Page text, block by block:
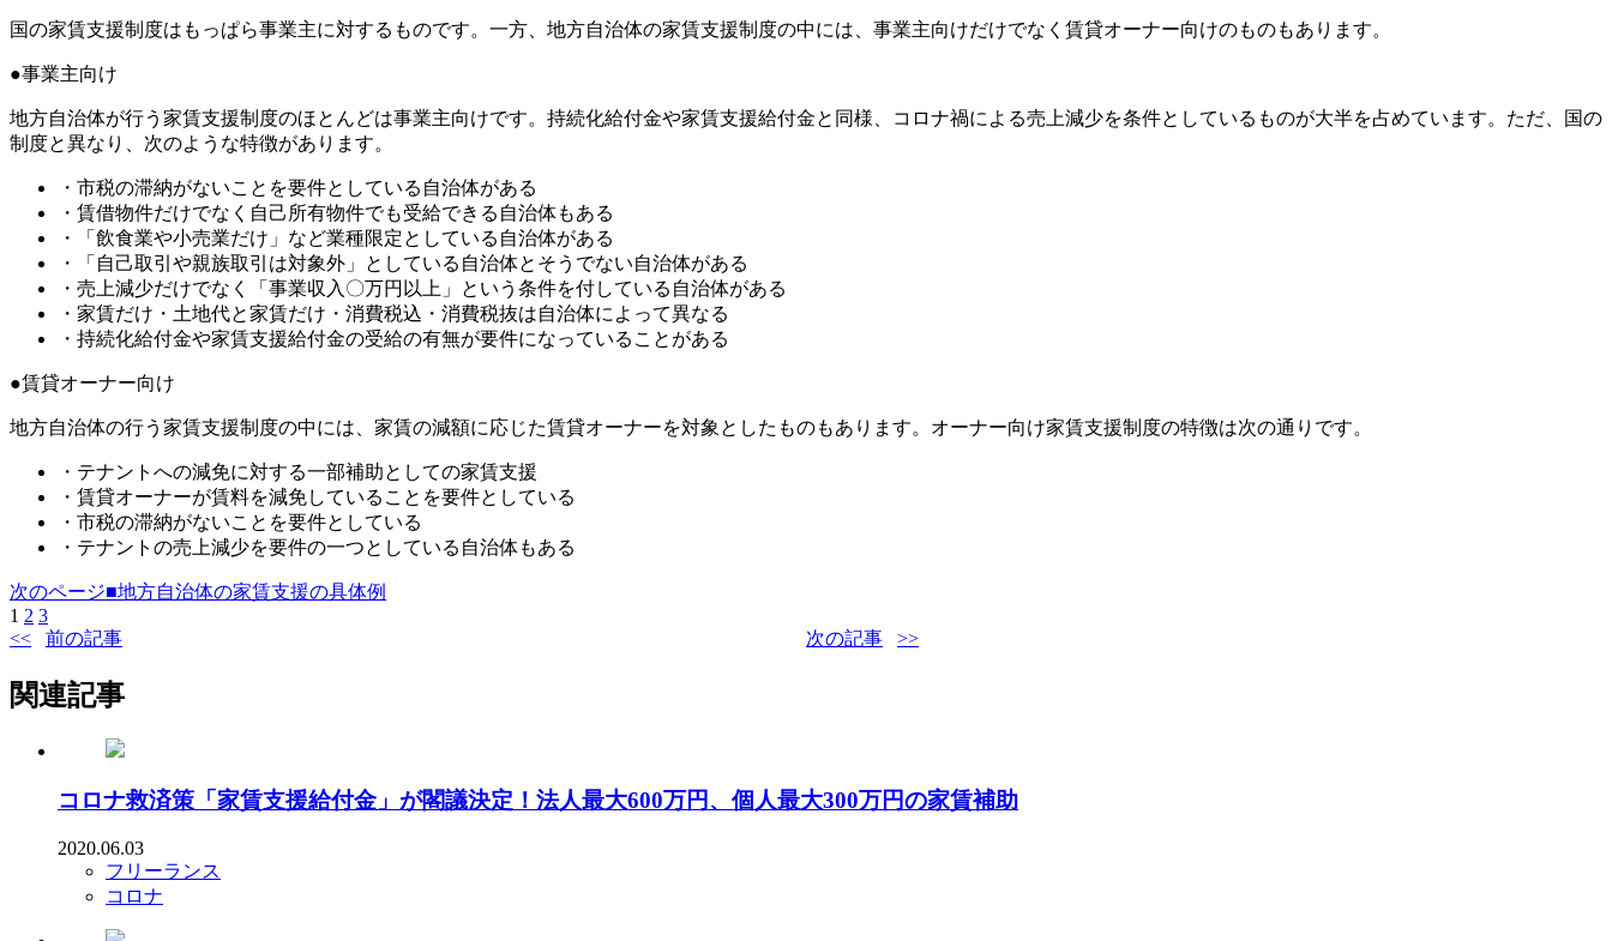
国の家賃支援制度はもっぱら事業主に対するものです。一方、地方自治体の家賃支援制度の中には、事業主向けだけでなく賃貸オーナー向けのものもあります。
●事業主向け
地方自治体が行う家賃支援制度のほとんどは事業主向けです。持続化給付金や家賃支援給付金と同様、コロナ禍による売上減少を条件としているものが大半を占めています。ただ、国の
制度と異なり、次のような特徴があります。
・市税の滞納がないことを要件としている自治体がある
・賃借物件だけでなく自己所有物件でも受給できる自治体もある
・「飲食業や小売業だけ」など業種限定としている自治体がある
・「自己取引や親族取引は対象外」としている自治体とそうでない自治体がある
・売上減少だけでなく「事業収入〇万円以上」という条件を付している自治体がある
・家賃だけ・土地代と家賃だけ・消費税込・消費税抜は自治体によって異なる
・持続化給付金や家賃支援給付金の受給の有無が要件になっていることがある
●賃貸オーナー向け
地方自治体の行う家賃支援制度の中には、家賃の減額に応じた賃貸オーナーを対象としたものもあります。オーナー向け家賃支援制度の特徴は次の通りです。
・テナントへの減免に対する一部補助としての家賃支援
・賃貸オーナーが賃料を減免していることを要件としている
・市税の滞納がないことを要件としている
・テナントの売上減少を要件の一つとしている自治体もある
次のページ■地方自治体の家賃支援の具体例
1 2 3
前の記事
次の記事
関連記事
コロナ救済策「家賃支援給付金」が閣議決定！法人最大600万円、個人最大300万円の家賃補助
2020.06.03
フリーランス
コロナ